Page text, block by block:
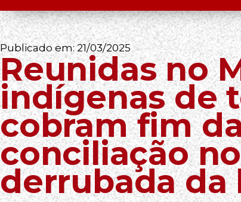
Publicado em:21/03/2025
Reunidas no
indígenas de
cobram fim
conciliação no
derrubada da